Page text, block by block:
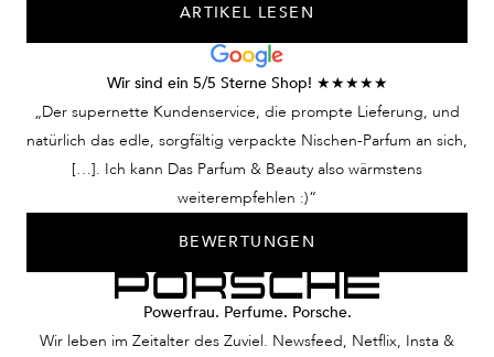
ARTIKEL LESEN
Wir sind ein 5/5 Sterne Shop! ★★★★★
„Der supernette Kundenservice, die prompte Lieferung, und
natürlich das edle, sorgfältig verpackte Nischen-Parfum an sich,
[…]. Ich kann Das Parfum & Beauty also wärmstens
weiterempfehlen :)“
BEWERTUNGEN
Powerfrau. Perfume. Porsche.
Wir leben im Zeitalter des Zuviel. Newsfeed, Netflix, Insta &